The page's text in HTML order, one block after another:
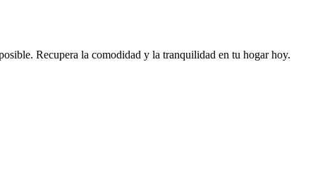
Recupera la comodidad y la tranquilidad en tu hogar hoy.